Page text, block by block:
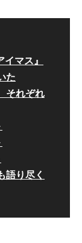
マス』
た
それぞれ
語り尽く